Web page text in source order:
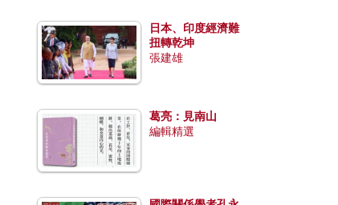
日本、印度經濟難
扭轉乾坤
張建雄
葛亮：見南山
編輯精選